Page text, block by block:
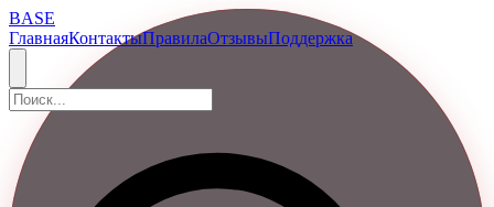
BASE
ГлавнаяКонтактыПравилаОтзывыПоддержка